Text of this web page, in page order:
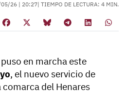
26 | 20:27| TIEMPO DE LECTURA: 4 MIN.
en marcha este
, el nuevo servicio de
del Henares